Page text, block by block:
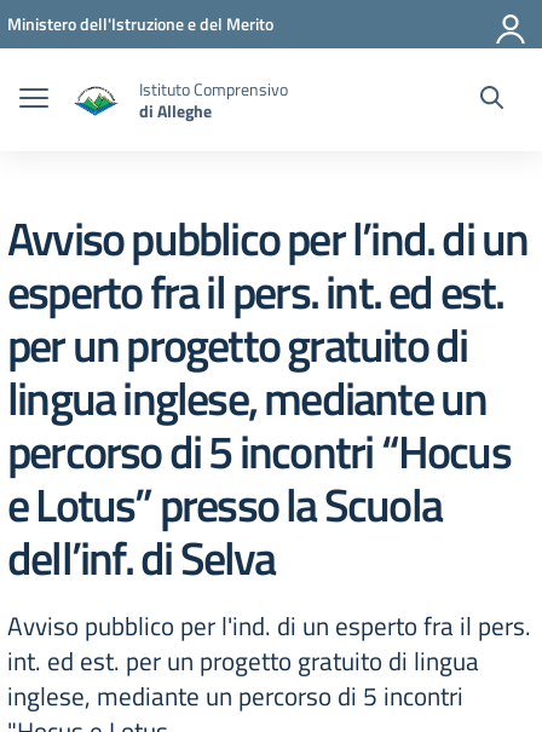
Vai ai contenuti
Vai al menu di navigazione
Vai al footer
Ministero dell'Istruzione e del Merito
Istituto Comprensivo
di Alleghe
Avviso pubblico per l’ind. di un
esperto fra il pers. int. ed est.
per un progetto gratuito di
lingua inglese, mediante un
percorso di 5 incontri “Hocus
e Lotus” presso la Scuola
dell’inf. di Selva
Avviso pubblico per l'ind. di un esperto fra il pers.
int. ed est. per un progetto gratuito di lingua
inglese, mediante un percorso di 5 incontri